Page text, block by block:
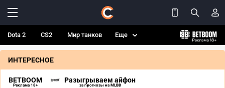
Dota 2 CS2 Мир танков Еще
ИНТЕРЕСНОЕ
BETBOOM
Реклама 18+
Разыгрываем айфон
за прогнозы на MLBB